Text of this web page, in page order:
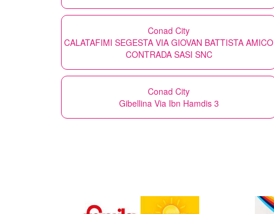
Conad City
CALATAFIMI SEGESTA VIA GIOVAN BATTISTA AMICO
CONTRADA SASI SNC
Conad City
Gibellina Via Ibn Hamdis 3